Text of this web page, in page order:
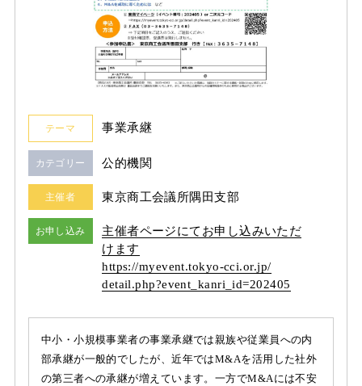
カテゴリー 公的機関
テーマ 事業承継
主催者 東京商工会議所隅田支部
お申し込み
主催者ページにてお申し込みいただ
けます
https://myevent.tokyo-cci.or.jp/
detail.php?event_kanri_id=202405
中小・小規模事業者の事業承継では親族や従業員への内
部承継が一般的でしたが、近年ではM&Aを活用した社外
の第三者への承継が増えています。一方でM&Aには不安